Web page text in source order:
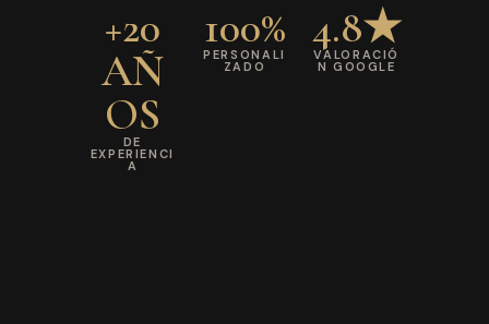
+20
AÑ
OS
DE
EXPERIENCI
A
100%
PERSONALI
ZADO
4.8★
VALORACIÓ
N GOOGLE